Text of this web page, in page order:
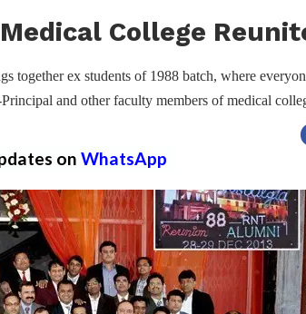
College
together ex students of 1988 batch, where
and other faculty members of medical
on WhatsApp